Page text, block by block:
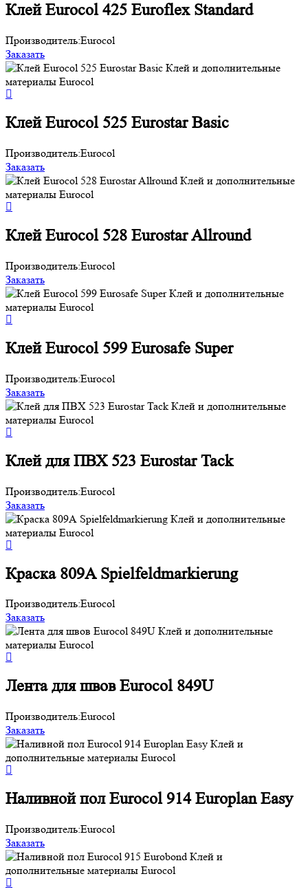
Клей Eurocol 425 Euroflex Standard
Производитель:Eurocol
Заказать
Клей Eurocol 525 Eurostar Basic
Производитель:Eurocol
Заказать
Клей Eurocol 528 Eurostar Allround
Производитель:Eurocol
Заказать
Клей Eurocol 599 Eurosafe Super
Производитель:Eurocol
Заказать
Клей для ПВХ 523 Eurostar Tack
Производитель:Eurocol
Заказать
Краска 809А Spielfeldmarkierung
Производитель:Eurocol
Заказать
Лента для швов Eurocol 849U
Производитель:Eurocol
Заказать
Наливной пол Eurocol 914 Europlan Easy
Производитель:Eurocol
Заказать